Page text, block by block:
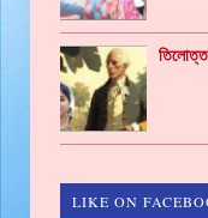
LIKE ON